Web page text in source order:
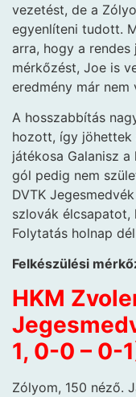
vezetést, de a
egyenlíteni tudott.
arra, hogy a
mérkőzést, Joe is
eredmény már
A hosszabbítás
hozott, így jöhettek
játékosa Galanisz
gól pedig nem
DVTK
szlovák
Folytatás holnap
Felkészülési
HKM
1, 0-0 – 0-
Zólyom, 150 néző.